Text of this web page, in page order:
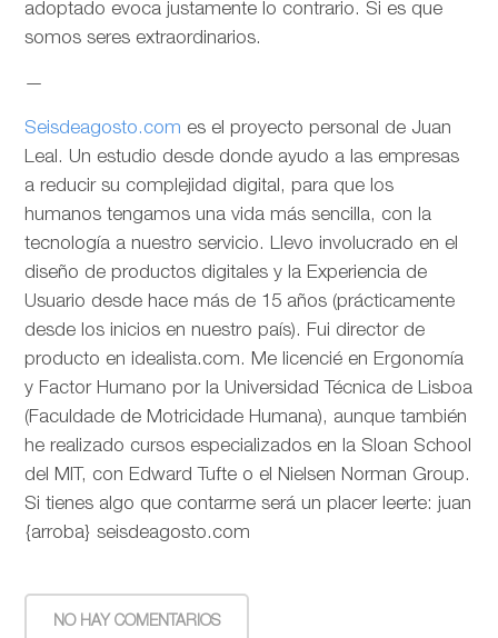
adoptado evoca justamente lo contrario. Si es que
somos seres extraordinarios.
—
Seisdeagosto.com es el proyecto personal de Juan
Leal. Un estudio desde donde ayudo a las empresas
a reducir su complejidad digital, para que los
humanos tengamos una vida más sencilla, con la
tecnología a nuestro servicio. Llevo involucrado en el
diseño de productos digitales y la Experiencia de
Usuario desde hace más de 15 años (prácticamente
desde los inicios en nuestro país). Fui director de
producto en idealista.com. Me licencié en Ergonomía
y Factor Humano por la Universidad Técnica de Lisboa
(Faculdade de Motricidade Humana), aunque también
he realizado cursos especializados en la Sloan School
del MIT, con Edward Tufte o el Nielsen Norman Group.
Si tienes algo que contarme será un placer leerte: juan
{arroba} seisdeagosto.com
NO HAY COMENTARIOS